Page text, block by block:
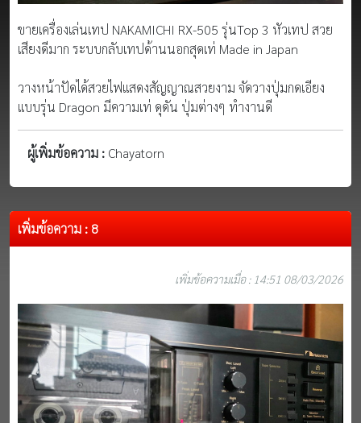
ขายเครื่องเล่นเทป NAKAMICHI RX-505 รุ่นTop 3 หัวเทป สวย
เสียงดีมาก ระบบกลับเทปด้านนอกสุดเท่ Made in Japan
วางหน้าปัดได้สวยไฟแสดงสัญญาณสวยงาม จัดวางปุ่มกดเอียง
แบบรุ่น Dragon มีความเท่ ดุดัน ปุ่มต่างๆ ทำงานดี
ผู้เพิ่มข้อความ : Chayatorn
เพิ่มข้อความ : 8
เพิ่มข้อความเมื่อ : 14:51 08/03/2026